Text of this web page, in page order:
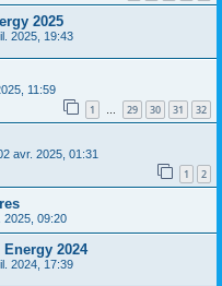
2025
2025, 19:43
11:59
1 … 29 30 31 32
avr. 2025, 01:31
1 2
2025, 09:20
2024
2024, 17:39